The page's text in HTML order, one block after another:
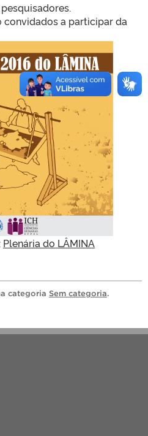
convidados a participar da
Plenária do LÂMINA
categoria Sem categoria.